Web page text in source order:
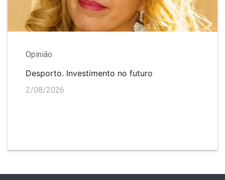
Opinião
Desporto. Investimento no futuro
2/08/2026